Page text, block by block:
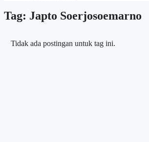
Tag: Japto Soerjosoemarno
Tidak ada postingan untuk tag ini.